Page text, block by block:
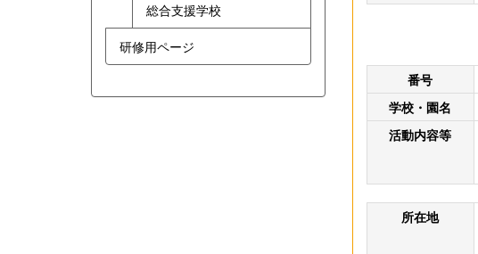
番号
学校・園名
活動内容等
所在地
総合支援学校
研修用ページ